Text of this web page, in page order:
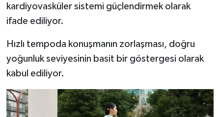
kardiyovasküler sistemi güçlendirmek olarak
ifade ediliyor.
Hızlı tempoda konuşmanın zorlaşması, doğru
yoğunluk seviyesinin basit bir göstergesi olarak
kabul ediliyor.